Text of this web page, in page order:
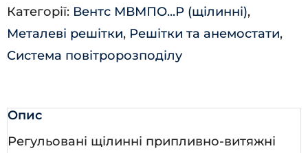
Категорії: Вентс МВМПО...Р (щілинні),
Металеві решітки, Решітки та анемостати,
Система повітророзподілу
Опис
Регульовані щілинні припливно-витяжні